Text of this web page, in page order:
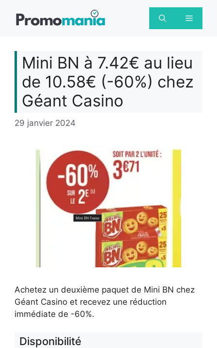
Menu
Mini BN à 7.42€ au lieu
de 10.58€ (-60%) chez
Géant Casino
29 janvier 2024
Achetez un deuxième paquet de Mini BN chez
Géant Casino et recevez une réduction
immédiate de -60%.
Disponibilité